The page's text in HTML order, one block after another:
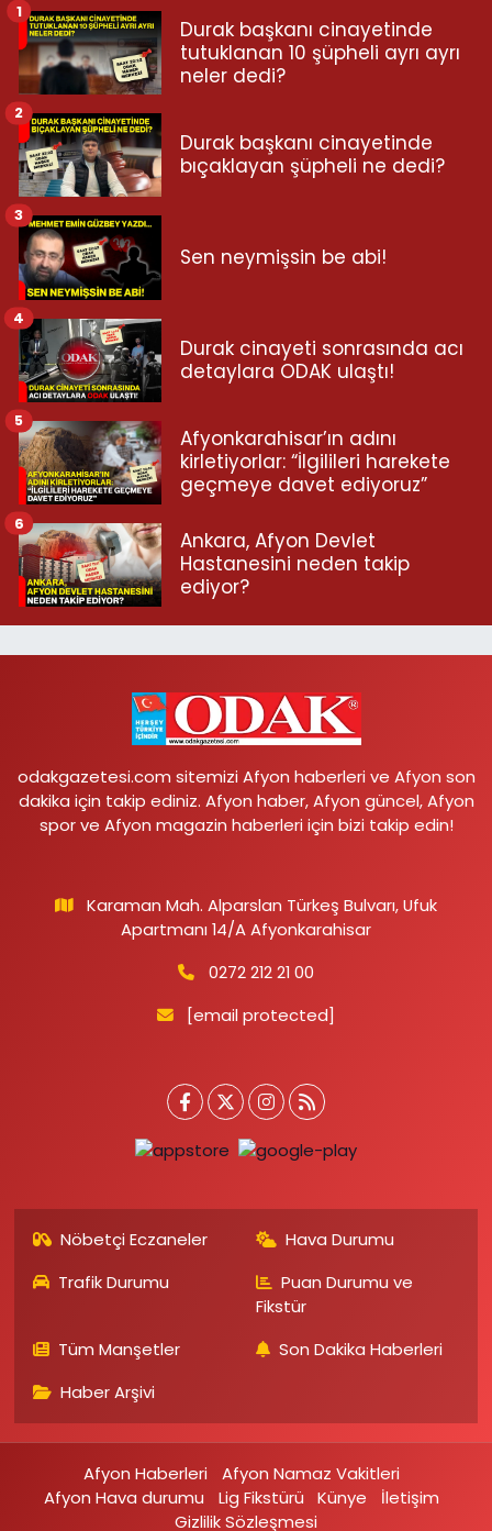
Durak başkanı cinayetinde
tutuklanan 10 şüpheli ayrı ayrı
neler dedi?
1
Durak başkanı cinayetinde
bıçaklayan şüpheli ne dedi?
2
Sen neymişsin be abi!
3
Durak cinayeti sonrasında acı
detaylara ODAK ulaştı!
4
Afyonkarahisar’ın adını
kirletiyorlar: “İlgilileri harekete
geçmeye davet ediyoruz”
5
Ankara, Afyon Devlet
Hastanesini neden takip
ediyor?
6
odakgazetesi.com sitemizi Afyon haberleri ve Afyon son
dakika için takip ediniz. Afyon haber, Afyon güncel, Afyon
spor ve Afyon magazin haberleri için bizi takip edin!
Karaman Mah. Alparslan Türkeş Bulvarı, Ufuk
Apartmanı 14/A Afyonkarahisar
0272 212 21 00
[email protected]
Nöbetçi Eczaneler
Hava Durumu
Trafik Durumu
Puan Durumu ve
Fikstür
Tüm Manşetler
Son Dakika Haberleri
Haber Arşivi
Afyon Haberleri
Afyon Namaz Vakitleri
Afyon Hava durumu
Lig Fikstürü Künye
İletişim
Gizlilik Sözleşmesi